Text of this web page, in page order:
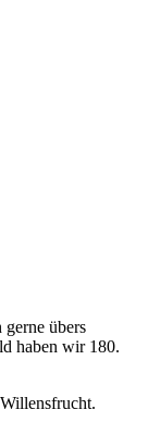
übers
haben wir 180.